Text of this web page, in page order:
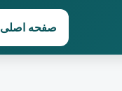
صفحه اصلی